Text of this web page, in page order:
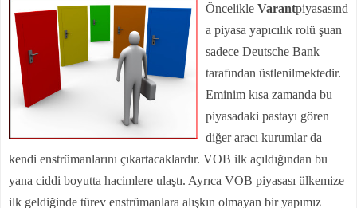
Öncelikle Varantpiyasasınd
a piyasa yapıcılık rolü şuan
sadece Deutsche Bank
tarafından üstlenilmektedir.
Eminim kısa zamanda bu
piyasadaki pastayı gören
diğer aracı kurumlar da
kendi enstrümanlarını çıkartacaklardır. VOB ilk açıldığından bu
yana ciddi boyutta hacimlere ulaştı. Ayrıca VOB piyasası ülkemize
ilk geldiğinde türev enstrümanlara alışkın olmayan bir yapımız